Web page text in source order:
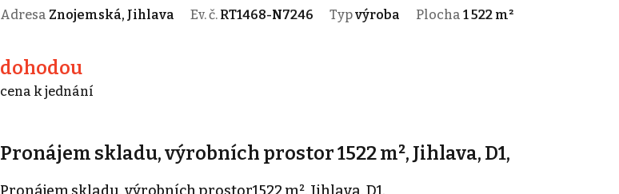
Adresa Znojemská, Jihlava Ev. č. RT1468-N7246 Typvýroba Plocha 1 522 m²
dohodou
cena k jednání
Pronájem skladu, výrobních prostor 1522 m², Jihlava, D1,